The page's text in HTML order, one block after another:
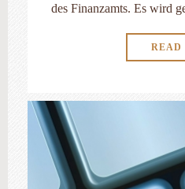
des Finanzamts. Es wird
READ